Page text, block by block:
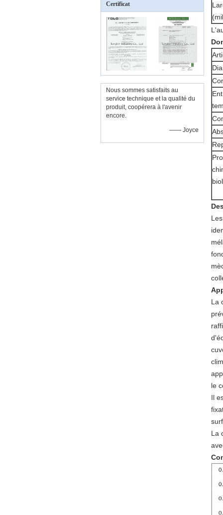
Certificat
Nous sommes satisfaits au
service technique et la qualité du
produit, coopérera à l'avenir
encore.
—— Joyce
La
le
Il
La